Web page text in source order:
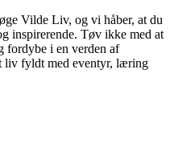
Vilde Liv, og vi håber, at du
inspirerende. Tøv ikke med at
fordybe i en verden af
liv fyldt med eventyr, læring